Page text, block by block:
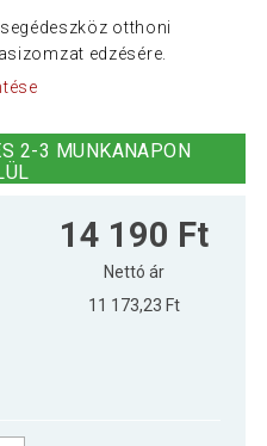
otthoni
edzésére.
2-3 MUNKANAPON
14 190 Ft
Nettó ár
11 173,23 Ft